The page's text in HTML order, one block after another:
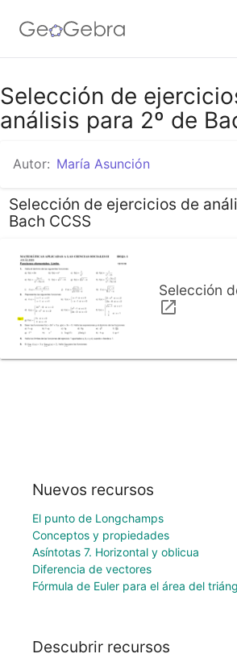
Abrir sesión
Selección de
análisis para 2º de
Autor: María Asunción
Selección de ejercicios de
Bach CCSS
Nuevos recursos
El punto de Longchamps
Conceptos y propiedades
Asíntotas 7. Horizontal y oblicua
Diferencia de vectores
Fórmula de Euler para el área del
Descubrir recursos